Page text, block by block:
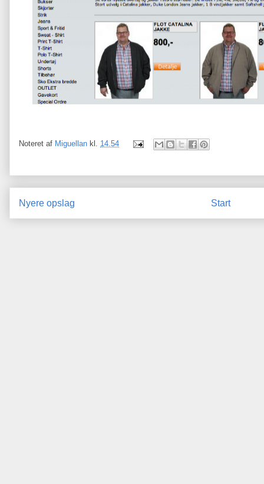
Noteret af Miguellan kl. 14.54
Nyere opslag Start